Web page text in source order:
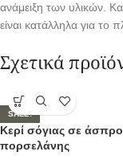
ανάμειξη των υλικών.
είναι κατάλληλα για το
Σχετικά
SALE!
Κερί σόγιας σε
πορσελάνης